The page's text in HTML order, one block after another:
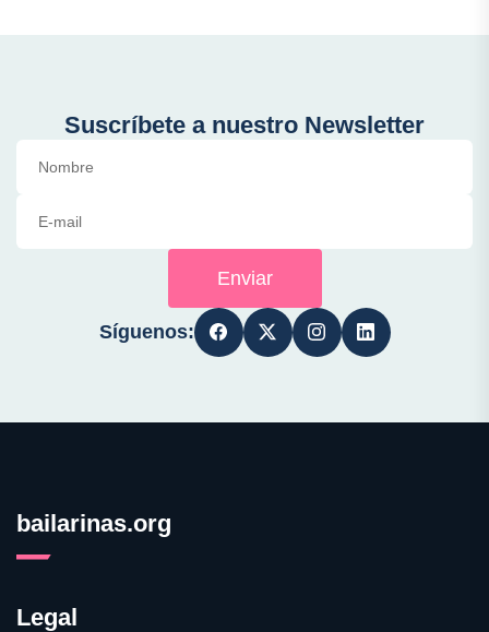
Suscríbete a nuestro Newsletter
Enviar
Síguenos:
bailarinas.org
Legal